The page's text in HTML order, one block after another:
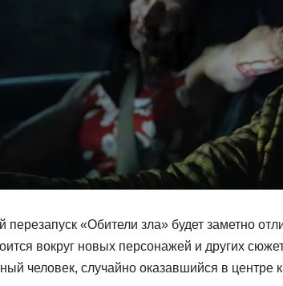
перезапуск «Обители зла» будет заметно
вокруг новых персонажей и других
человек, случайно оказавшийся в центре